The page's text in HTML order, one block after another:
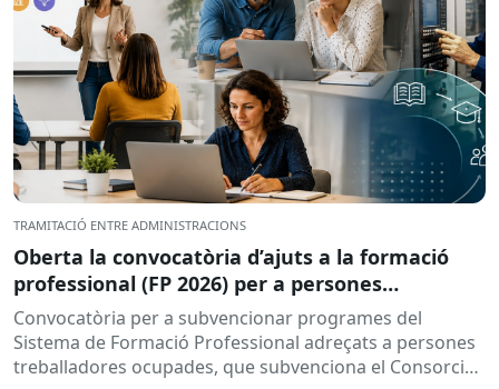
TRAMITACIÓ ENTRE ADMINISTRACIONS
Oberta la convocatòria d’ajuts a la formació
professional (FP 2026) per a persones
treballadores ocupades
Convocatòria per a subvencionar programes del
Sistema de Formació Professional adreçats a persones
treballadores ocupades, que subvenciona el Consorci